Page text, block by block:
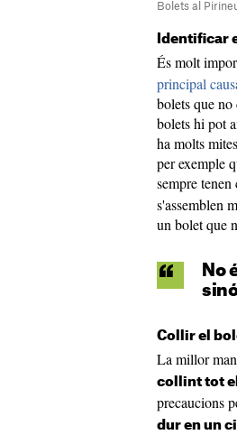
Bolets al
Identificar
És molt
principal
bolets que
bolets hi pot
ha molts
per exemple
sempre
s'assemblen
un bolet que
No
Collir el
La millor
collint tot
precaucions
dur en un